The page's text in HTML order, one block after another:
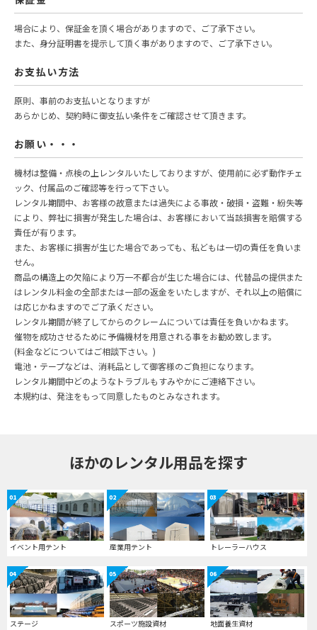
場合により、保証金を頂く場合がありますので、ご了承下さい。
また、身分証明書を提示して頂く事がありますので、ご了承下さい。
お支払い方法
原則、事前のお支払いとなりますが
あらかじめ、契約時に御支払い条件をご確認させて頂きます。
お願い・・・
機材は整備・点検の上レンタルいたしておりますが、使用前に必ず動作チェ
ック、付属品のご確認等を行って下さい。
レンタル期間中、お客様の故意または過失による事故・破損・盗難・紛失等
により、弊社に損害が発生した場合は、お客様において当該損害を賠償する
責任が有ります。
また、お客様に損害が生じた場合であっても、私どもは一切の責任を負いま
せん。
商品の構造上の欠陥により万一不都合が生じた場合には、代替品の提供また
はレンタル料金の全部または一部の返金をいたしますが、それ以上の賠償に
は応じかねますのでご了承ください。
レンタル期間が終了してからのクレームについては責任を負いかねます。
催物を成功させるために予備機材を用意される事をお勧め致します。
(料金などについてはご相談下さい。)
電池・テープなどは、消耗品として御客様のご負担になります。
レンタル期間中どのようなトラブルもすみやかにご連絡下さい。
本規約は、発注をもって同意したものとみなされます。
ほかのレンタル用品を探す
01
イベント用テント
02
産業用テント
03
トレーラーハウス
04
ステージ
05
スポーツ施設資材
06
地面養生資材